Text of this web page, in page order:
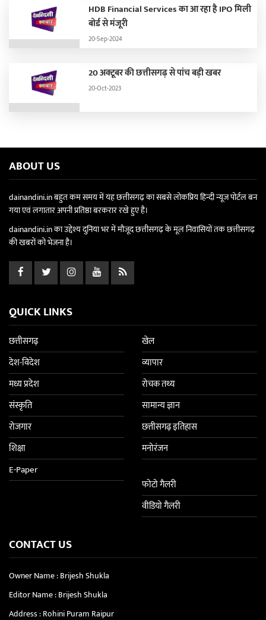
HDB Financial Services का आ रहा है IPO मिली
बोर्ड से मंजूरी
20-Sep-2024
20 अक्टूबर की छत्तीसगढ़ से पांच बड़ी खबर
20-Oct-2023
ABOUT US
dainandini.in बहुत कम समय में यह छत्तीसगढ़ का सबसे लोकप्रिय हिन्दी न्यूज पोर्टल बन
गया एवं लगातार अपनी प्रतिष्ठा बरकरार रखे हुए है।
dainandini.in का उद्देश्य दुनिया भर में मौजूद छत्तीसगढ़ के मूल निवासियों तक छत्तीसगढ़
की खबरों को भेजना है।
QUICK LINKS
छत्तीसगढ़
देश-विदेश
मध्य प्रदेश
संस्कृति
रोजगार
शिक्षा
E-Paper
खेल
व्यापार
रोचक तथ्य
सामान्य ज्ञान
छत्तीसगढ़ इतिहास
मनोरंजन
फोटो गैलरी
वीडियो गैलरी
CONTACT US
Owner Name : Brijesh Shukla
Editor Name : Brijesh Shukla
Address : Rohini Puram Raipur